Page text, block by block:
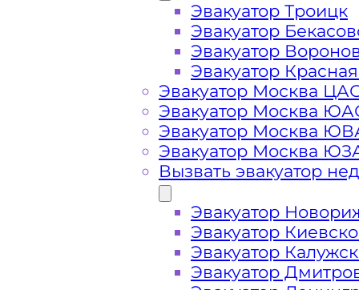
Эвакуатор Ясенево дешево -
ближайшего эвакуатора в
Погрузим бережно- в наличии
автомобиля по району Ясенево
Перевезём аккуратно- за рулем
Цена известна при заказе услуги
стоимость услуг без скрытых
Эвакуатор Троицк
Эвакуатор
Эвакуатор
Эвакуатор
Эвакуатор Москва
Эвакуатор Москва
Эвакуатор Москва
Эвакуатор Москва
Вызвать эвакуатор
Эвакуатор
Эвакуатор
Эвакуатор
Эвакуатор